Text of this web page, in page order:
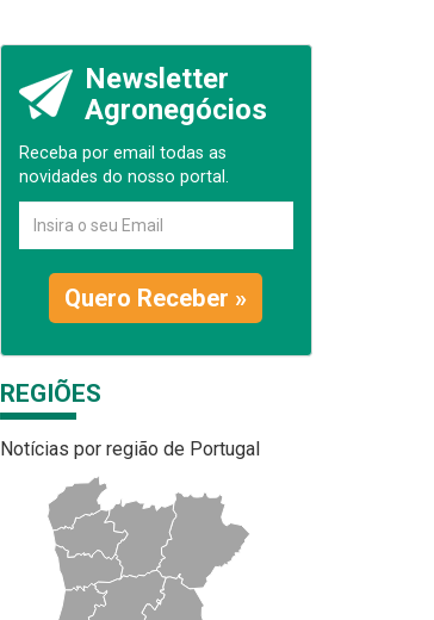
Newsletter
Agronegócios
Receba por email todas as
novidades do nosso portal.
Quero Receber »
REGIÕES
Notícias por região de Portugal